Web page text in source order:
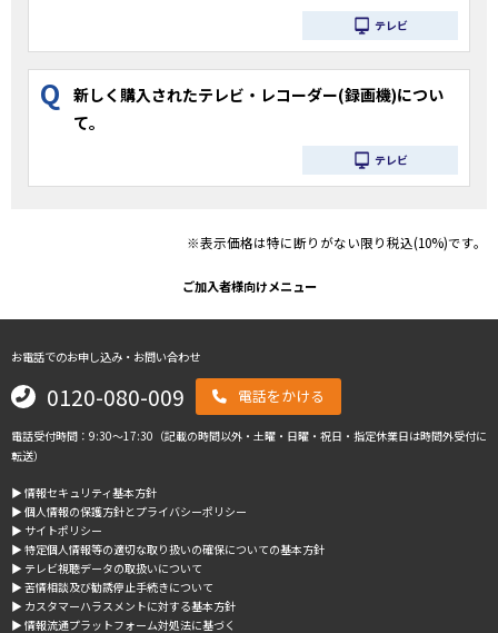
テレビ
Q
新しく購入されたテレビ・レコーダー(録画機)につい
て。
テレビ
※表示価格は特に断りがない限り税込(10%)です。
ご加入者様向けメニュー
お電話でのお申し込み・お問い合わせ
0120-080-009 電話をかける
電話受付時間：9:30～17:30（記載の時間以外・土曜・日曜・祝日・指定休業日は時間外受付に
転送）
▶︎ 情報セキュリティ基本方針
▶︎ 個人情報の保護方針とプライバシーポリシー
▶︎ サイトポリシー
▶︎ 特定個人情報等の適切な取り扱いの確保についての基本方針
▶︎ テレビ視聴データの取扱いについて
▶︎ 苦情相談及び勧誘停止手続きについて
▶︎ カスタマーハラスメントに対する基本方針
▶︎ 情報流通プラットフォーム対処法に基づく